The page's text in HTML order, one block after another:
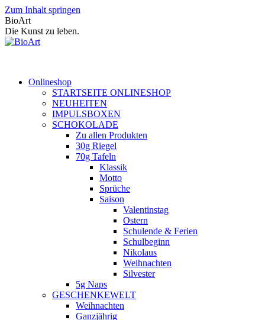
Zum Inhalt springen
BioArt
Die Kunst zu leben.
Onlineshop
STARTSEITE ONLINESHOP
NEUHEITEN
IMPULSBOXEN
SCHOKOLADE
Zu allen Produkten
30g Riegel
70g Tafeln
Klassik
Motto
Sprüche
Saison
Valentinstag
Ostern
Schulende & Ferien
Schulbeginn
Nikolaus
Weihnachten
Silvester
5g Naps
GESCHENKEWELT
Weihnachten
Ganzjährig